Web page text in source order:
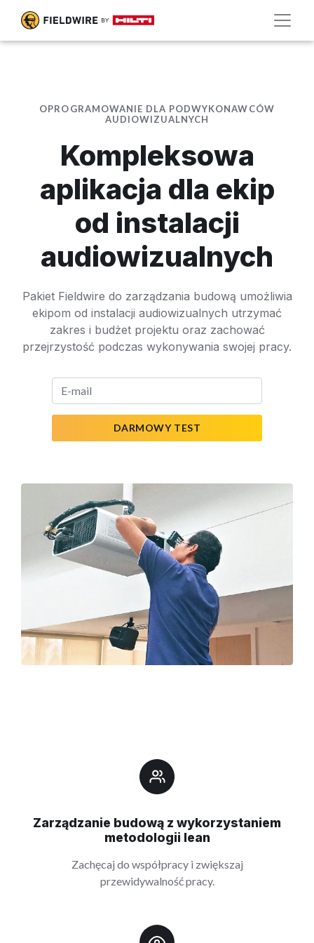
OPROGRAMOWANIE DLA PODWYKONAWCÓW
AUDIOWIZUALNYCH
Kompleksowa
aplikacja dla ekip
od instalacji
audiowizualnych
Pakiet Fieldwire do zarządzania budową umożliwia
ekipom od instalacji audiowizualnych utrzymać
zakres i budżet projektu oraz zachować
przejrzystość podczas wykonywania swojej pracy.
DARMOWY TEST
Zarządzanie budową z wykorzystaniem
metodologii lean
Zachęcaj do współpracy i zwiększaj
przewidywalność pracy.